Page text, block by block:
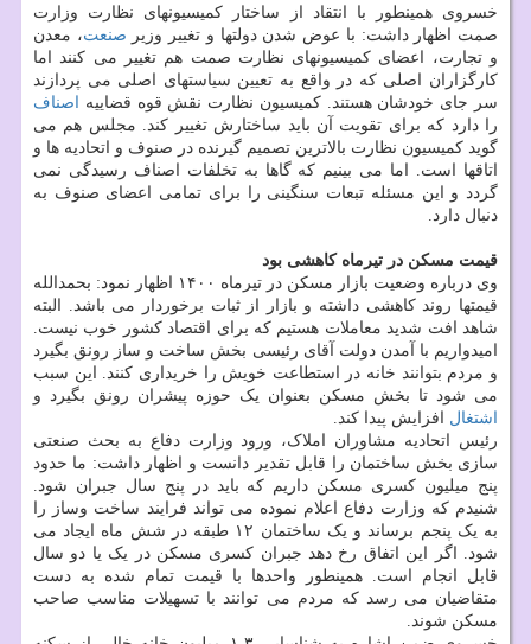
خسروی همینطور با انتقاد از ساختار کمیسیونهای نظارت وزارت
صمت اظهار داشت: با عوض شدن دولتها و تغییر وزیر صنعت، معدن
و تجارت، اعضای کمیسیونهای نظارت صمت هم تغییر می کنند اما
کارگزاران اصلی که در واقع به تعیین سیاستهای اصلی می پردازند
سر جای خودشان هستند. کمیسیون نظارت نقش قوه قضاییه اصناف
را دارد که برای تقویت آن باید ساختارش تغییر کند. مجلس هم می
گوید کمیسیون نظارت بالاترین تصمیم گیرنده در صنوف و اتحادیه ها و
اتاقها است. اما می بینیم که گاها به تخلفات اصناف رسیدگی نمی
گردد و این مسئله تبعات سنگینی را برای تمامی اعضای صنوف به
دنبال دارد.
قیمت مسکن در تیرماه کاهشی بود
وی درباره وضعیت بازار مسکن در تیرماه ۱۴۰۰ اظهار نمود: بحمدالله
قیمتها روند کاهشی داشته و بازار از ثبات برخوردار می باشد. البته
شاهد افت شدید معاملات هستیم که برای اقتصاد کشور خوب نیست.
امیدواریم با آمدن دولت آقای رئیسی بخش ساخت و ساز رونق بگیرد
و مردم بتوانند خانه در استطاعت خویش را خریداری کنند. این سبب
می شود تا بخش مسکن بعنوان یک حوزه پیشران رونق بگیرد و
اشتغال افزایش پیدا کند.
رئیس اتحادیه مشاوران املاک، ورود وزارت دفاع به بحث صنعتی
سازی بخش ساختمان را قابل تقدیر دانست و اظهار داشت: ما حدود
پنج میلیون کسری مسکن داریم که باید در پنج سال جبران شود.
شنیدم که وزارت دفاع اعلام نموده می تواند فرایند ساخت وساز را
به یک پنجم برساند و یک ساختمان ۱۲ طبقه در شش ماه ایجاد می
شود. اگر این اتفاق رخ دهد جبران کسری مسکن در یک یا دو سال
قابل انجام است. همینطور واحدها با قیمت تمام شده به دست
متقاضیان می رسد که مردم می توانند با تسهیلات مناسب صاحب
مسکن شوند.